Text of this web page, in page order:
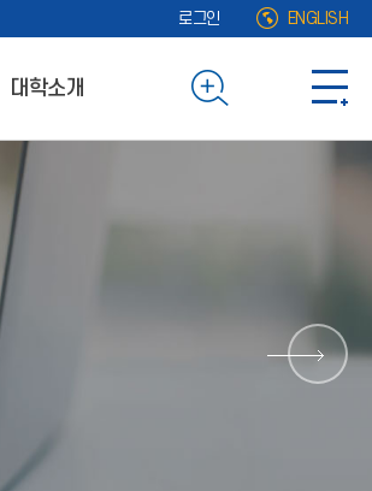
로그인 ENGLISH
대학소개